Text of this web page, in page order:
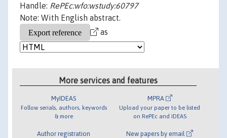
Handle: RePEc:wfo:wstudy:60797
Note: With English abstract.
as
More services and features
MyIDEAS
Follow serials, authors, keywords
& more
Author registration
MPRA
Upload your paper to be listed
on RePEc and IDEAS
New papers by email